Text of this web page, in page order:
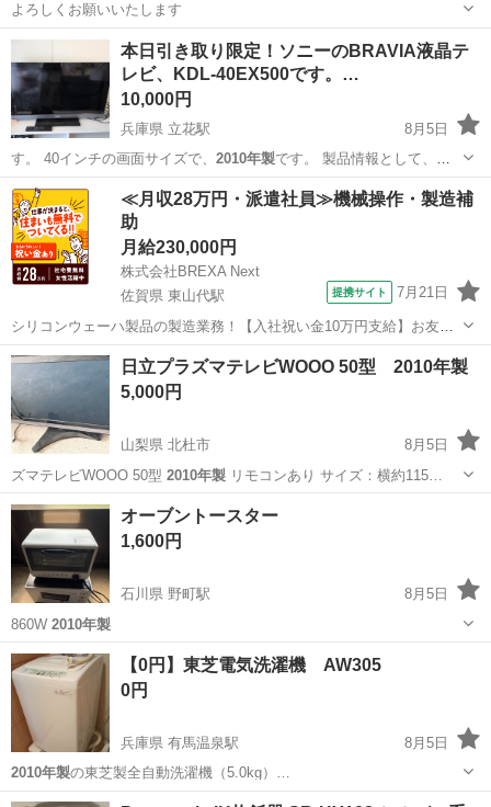
よろしくお願いいたします
東京 台東区 キッチン家電
本日引き取り限定！ソニーのBRAVIA液晶テ
レビ、KDL-40EX500です。…
10,000円
兵庫県 立花駅
8月5日
す。 40インチの画面サイズで、 2010年製です。 製品情報として、製
造番号…
兵庫 尼崎市 立花駅 テレビ
≪月収28万円・派遣社員≫機械操作・製造補
助
月給230,000円
株式会社BREXA Next
佐賀県 東山代駅
提携サイト 7月21日
シリコンウェーハ製品の製造業務！【入社祝い金10万円支給】お友達
やカップルとの応募OK◎年間休日129日＆休出なしでプライベート充
実♪業務はクリーンルームで快適作業◎自社正社員登用制度あり★1食
300円～の格安食堂あり！《佐...
佐賀 伊万里市 東山代駅 その他
日立プラズマテレビWOOO 50型 2010年製
5,000円
山梨県 北杜市
8月5日
ズマテレビWOOO 50型 2010年製リモコンあり サイズ：横約115…
山梨 北杜市 テレビ
オーブントースター
1,600円
石川県 野町駅
8月5日
860W 2010年製
石川 金沢市 野町駅 キッチン家電
【0円】東芝電気洗濯機 AW305
0円
兵庫県 有馬温泉駅
8月5日
2010年製の東芝製全自動洗濯機（5.0kg）…
兵庫 神戸市 有馬温泉駅 生活家電